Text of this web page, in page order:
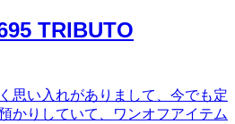
TRIBUTO
思い入れがありまして、今でも定
かりしていて、ワンオフアイテム